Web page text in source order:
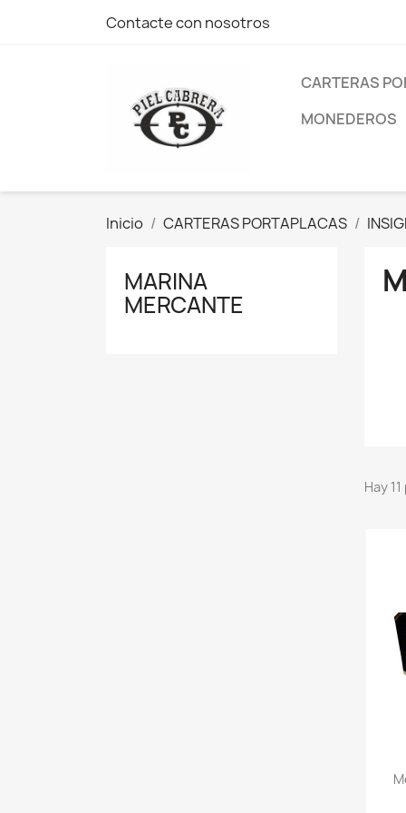
Contacte con nosotros
CARTERAS
MONEDEROS
Inicio CARTERAS PORTAPLACAS
MARINA
MERCANTE
Hay